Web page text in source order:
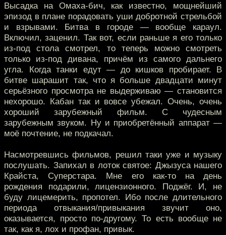
Высадка на Омаха-бич, как известно, мощнейший
эпизод в плане порадовать уши добротной стрельбой
и взрывами. Битва в городе — вообще караул.
Включил, заценил. Так вот, если раньше я его только
из-под стола смотрел, то теперь можно смотреть
только из-под дивана, причём из самого дальнего
угла. Когда танки едут — до кишков пробирает. В
битве шарашит так, что я больше двадцати минут
серьёзного просмотра не выдерживаю — становится
нехорошо. Кабан так и вовсе убежал. Очень, очень
хороший зарубежный фильм. С чудесным
зарубежным звуком. Ну и приобретённый аппарат —
моё почтение, не подкачал.
Насмотревшись фильмов, решил таки уже и музыку
послушать. Запихал в лоток святое: Джызуса нашего
Крайста, Суперстара. Мне его как-то на день
рождения подарили, лицензионного. Поджёг. И, не
буду лицемерить, пропотел. Ибо после длительного
периода отвыкания/привыкания звучит оно,
оказывается, просто по-другому. То есть вообще не
так, как я, лох и профан, привык.